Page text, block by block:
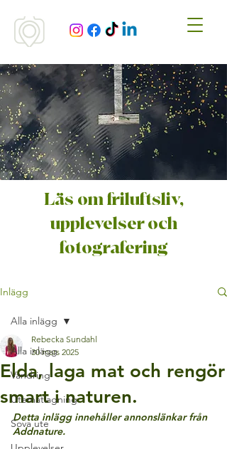
Läs om friluftsliv,
upplevelser och
fotografering
Inlägg
Alla inlägg
Vandring
Utematlagning
Sova ute
Alla inlägg
Elda, laga mat och rengör
smart i naturen.
Rebecka Sundahl
30 mars 2025
Detta inlägg innehåller annonslänkar från
Addnature.